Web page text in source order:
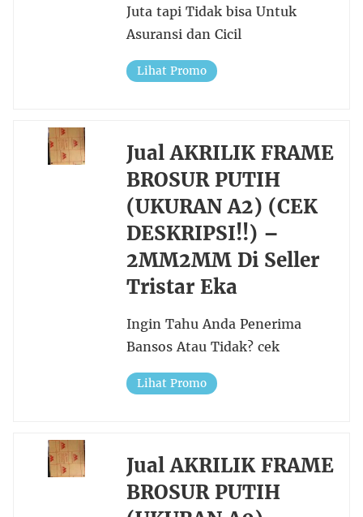
Juta tapi Tidak bisa Untuk
Asuransi dan Cicil
Lihat Promo
Jual AKRILIK FRAME
BROSUR PUTIH
(UKURAN A2) (CEK
DESKRIPSI!!) –
2MM2MM Di Seller
Tristar Eka
Ingin Tahu Anda Penerima
Bansos Atau Tidak? cek
Lihat Promo
Jual AKRILIK FRAME
BROSUR PUTIH